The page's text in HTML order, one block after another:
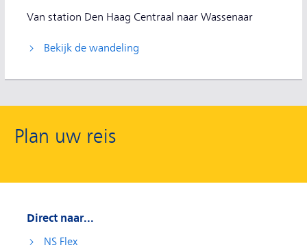
Van station Den Haag Centraal naar Wassenaar
Bekijk de wandeling
Plan uw reis
Direct naar...
NS Flex